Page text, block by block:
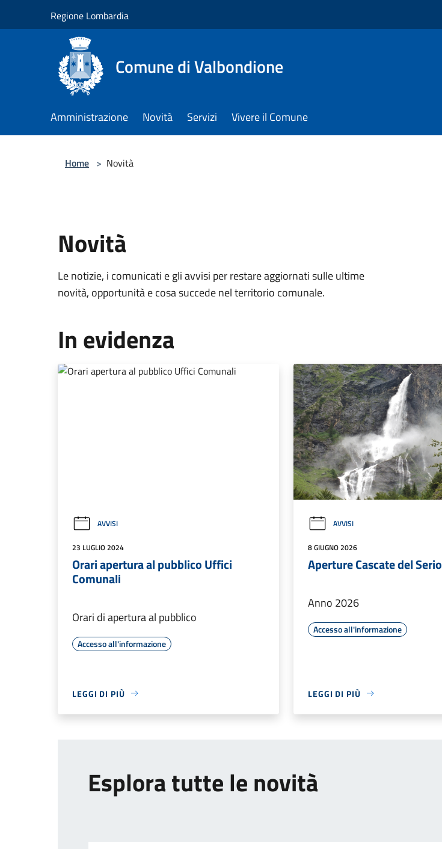
Regione Lombardia
Comune di Valbondione
Amministrazione Novità Servizi Vivere il Comune
Home > Novità
Novità
Le notizie, i comunicati e gli avvisi per restare aggiornati sulle ultime
novità, opportunità e cosa succede nel territorio comunale.
In evidenza
AVVISI
23 LUGLIO 2024
Orari apertura al pubblico Uffici
Comunali
Orari di apertura al pubblico
Accesso all'informazione
LEGGI DI PIÙ
AVVISI
8 GIUGNO 2026
Aperture Cascate del Serio
Anno 2026
Accesso all'informazione
LEGGI DI PIÙ
Esplora tutte le novità